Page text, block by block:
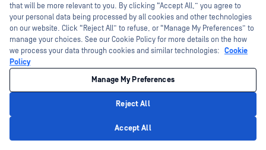
Jun 24, 2026 | Unternehmensnachrichten
Visana erhöht die Sicherheit beim
that will be more relevant to you. By clicking “Accept All,” you agree to
your personal data being processed by all cookies and other technologies
on our website. Click “Reject All” to refuse, or “Manage My Preferences” to
manage your choices. See our Cookie Policy for more details on the how
we process your data through cookies and similar technologies: Cookie
Policy
Manage My Preferences
Reject All
Accept All